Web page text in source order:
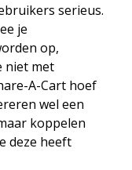
serieus.
je
op,
niet met
A-Cart hoef
wel een
koppelen
deze heeft